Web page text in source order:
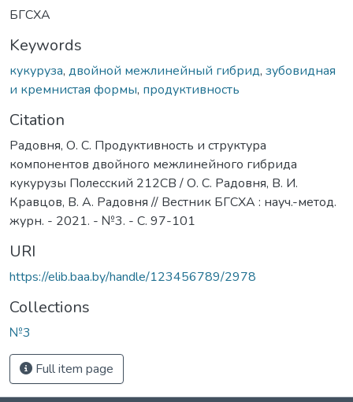
БГСХА
Keywords
кукуруза, двойной межлинейный гибрид, зубовидная
и кремнистая формы, продуктивность
Citation
Радовня, О. С. Продуктивность и структура
компонентов двойного межлинейного гибрида
кукурузы Полесский 212СВ / О. С. Радовня, В. И.
Кравцов, В. А. Радовня // Вестник БГСХА : науч.-метод.
журн. - 2021. - №3. - С. 97-101
URI
https://elib.baa.by/handle/123456789/2978
Collections
№3
Full item page